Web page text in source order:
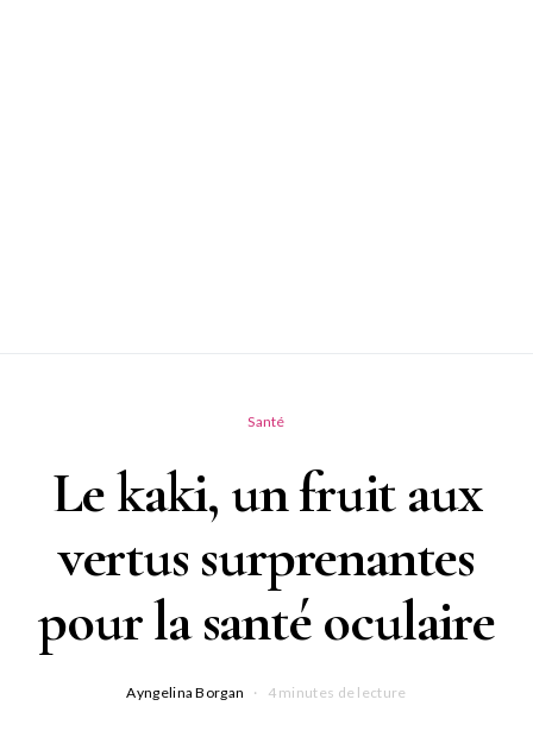
Santé
Le kaki, un fruit aux
vertus surprenantes
pour la santé oculaire
Ayngelina Borgan 4 minutes de lecture